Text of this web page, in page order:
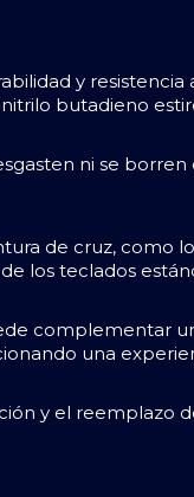
y resistencia
butadieno
ni se
de cruz, como
los teclados
complementar
una
y el reemplazo